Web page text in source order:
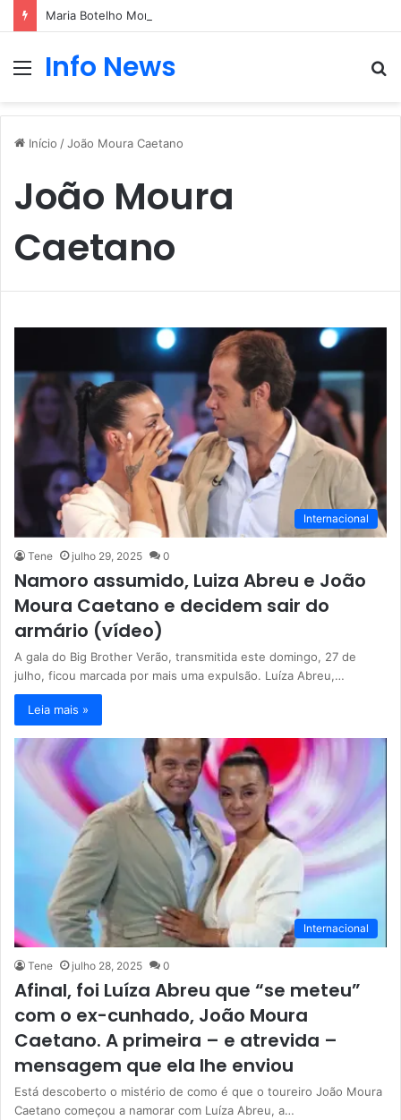
Maria Botelho Moniz “interrompe” confessionário
Menu
Info News
Início /João Moura Caetano
João Moura
Caetano
Internacional
Tene julho 29, 2025 0
Namoro assumido, Luiza Abreu e João
Moura Caetano e decidem sair do
armário (vídeo)
A gala do Big Brother Verão, transmitida este domingo, 27 de
julho, ficou marcada por mais uma expulsão. Luíza Abreu,…
Leia mais »
Internacional
Tene julho 28, 2025 0
Afinal, foi Luíza Abreu que “se meteu”
com o ex-cunhado, João Moura
Caetano. A primeira – e atrevida –
mensagem que ela lhe enviou
Está descoberto o mistério de como é que o toureiro João Moura
Caetano começou a namorar com Luíza Abreu, a…